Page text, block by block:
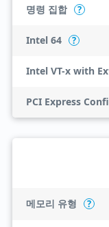
명령 집합 ?
Intel 64 ?
메모리 유형 ?